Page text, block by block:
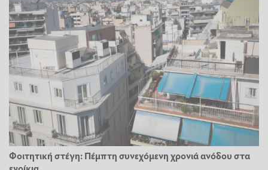
Φοιτητική στέγη: Πέμπτη συνεχόμενη χρονιά ανόδου στα